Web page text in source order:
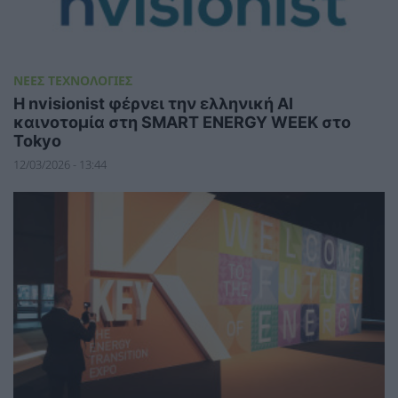
ΝΕΕΣ ΤΕΧΝΟΛΟΓΙΕΣ
Η nvisionist φέρνει την ελληνική AI
καινοτομία στη SMART ENERGY WEEK στο
Tokyo
12/03/2026 - 13:44